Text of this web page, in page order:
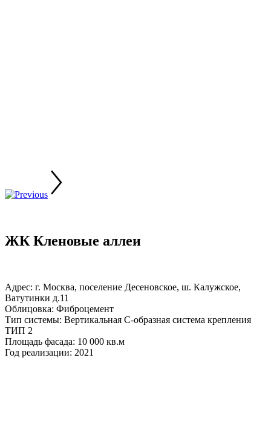
ЖК Кленовые аллеи
Адрес: г. Москва, поселение Десеновское, ш. Калужское,
Ватутинки д.11
Облицовка: Фиброцемент
Тип системы: Вертикальная С-образная система крепления
ТИП 2
Площадь фасада: 10 000 кв.м
Год реализации: 2021